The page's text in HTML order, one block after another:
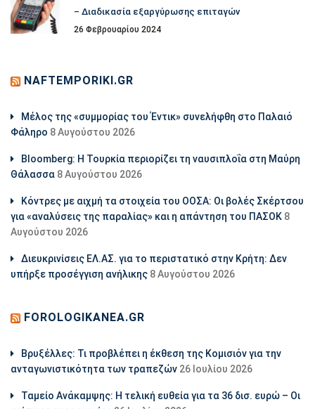
– Διαδικασία εξαργύρωσης επιταγών
26 Φεβρουαρίου 2024
NAFTEMPORIKI.GR
Μέλος της «συμμορίας του Έντικ» συνελήφθη στο Παλαιό
Φάληρο 8 Αυγούστου 2026
Bloomberg: Η Τουρκία περιορίζει τη ναυσιπλοΐα στη Μαύρη
Θάλασσα 8 Αυγούστου 2026
Κόντρες με αιχμή τα στοιχεία του ΟΟΣΑ: Οι βολές Σκέρτσου
για «αναλύσεις της παραλίας» και η απάντηση του ΠΑΣΟΚ 8
Αυγούστου 2026
Διευκρινίσεις ΕΛ.ΑΣ. για το περιστατικό στην Κρήτη: Δεν
υπήρξε προσέγγιση ανήλικης 8 Αυγούστου 2026
FOROLOGIKANEA.GR
Βρυξέλλες: Τι προβλέπει η έκθεση της Κομισιόν για την
ανταγωνιστικότητα των τραπεζών 26 Ιουλίου 2026
Ταμείο Ανάκαμψης: Η τελική ευθεία για τα 36 δισ. ευρώ – Οι